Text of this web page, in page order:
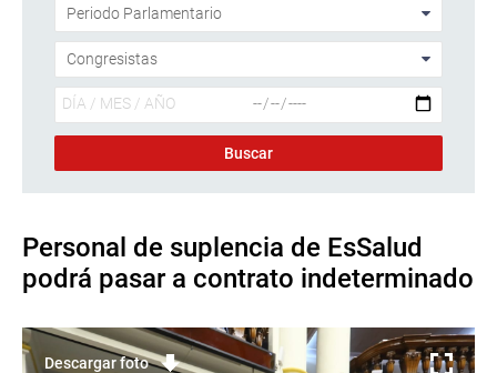
Personal de suplencia de EsSalud
podrá pasar a contrato indeterminado
Descargar foto